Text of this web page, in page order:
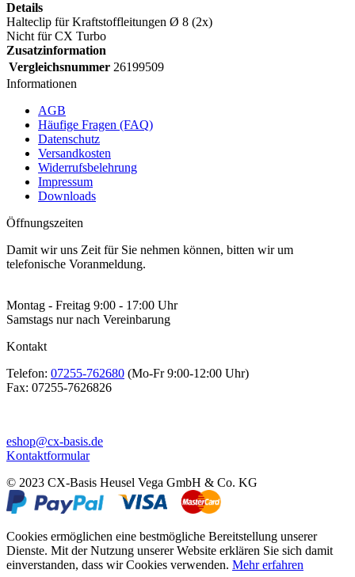
Details
Halteclip für Kraftstoffleitungen Ø 8 (2x)
Nicht für CX Turbo
Zusatzinformation
Vergleichsnummer 26199509
Informationen
AGB
Häufige Fragen (FAQ)
Datenschutz
Versandkosten
Widerrufsbelehrung
Impressum
Downloads
Öffnungszeiten
Damit wir uns Zeit für Sie nehmen können, bitten wir um
telefonische Voranmeldung.
Montag - Freitag 9:00 - 17:00 Uhr
Samstags nur nach Vereinbarung
Kontakt
Telefon: 07255-762680 (Mo-Fr 9:00-12:00 Uhr)
Fax: 07255-7626826
eshop@cx-basis.de
Kontaktformular
© 2023 CX-Basis Heusel Vega GmbH & Co. KG
Cookies ermöglichen eine bestmögliche Bereitstellung unserer
Dienste. Mit der Nutzung unserer Website erklären Sie sich damit
einverstanden, dass wir Cookies verwenden. Mehr erfahren